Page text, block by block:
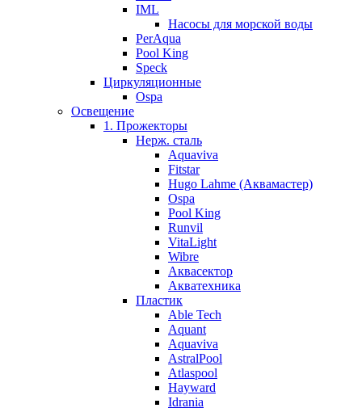
IML
Насосы для морской воды
PerAqua
Pool King
Speck
Циркуляционные
Ospa
Освещение
1. Прожекторы
Нерж. сталь
Aquaviva
Fitstar
Hugo Lahme (Аквамастер)
Ospa
Pool King
Runvil
VitaLight
Wibre
Аквасектор
Акватехника
Пластик
Able Tech
Aquant
Aquaviva
AstralPool
Atlaspool
Hayward
Idrania